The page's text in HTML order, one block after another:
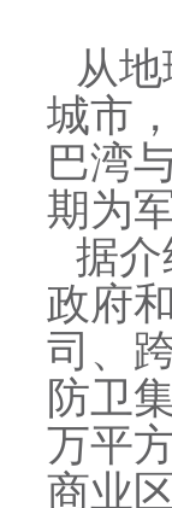
从
城市
巴湾
期为
据
政府
司、
防卫
万平
商业